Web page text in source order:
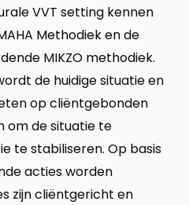
VVT setting kennen
Methodiek en de
MIKZO methodiek.
de huidige situatie en
op cliëntgebonden
om de situatie te
te stabiliseren. Op basis
acties worden
zijn cliëntgericht en